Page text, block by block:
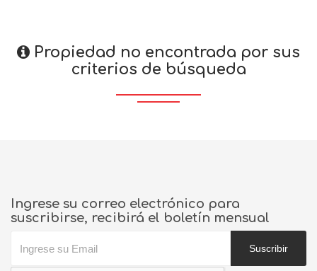
Propiedad no encontrada por sus
criterios de búsqueda
Ingrese su correo electrónico para
suscribirse, recibirá el boletín mensual
Suscribir